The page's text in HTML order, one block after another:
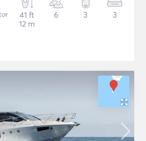
41 ft
12 m
6 3 3